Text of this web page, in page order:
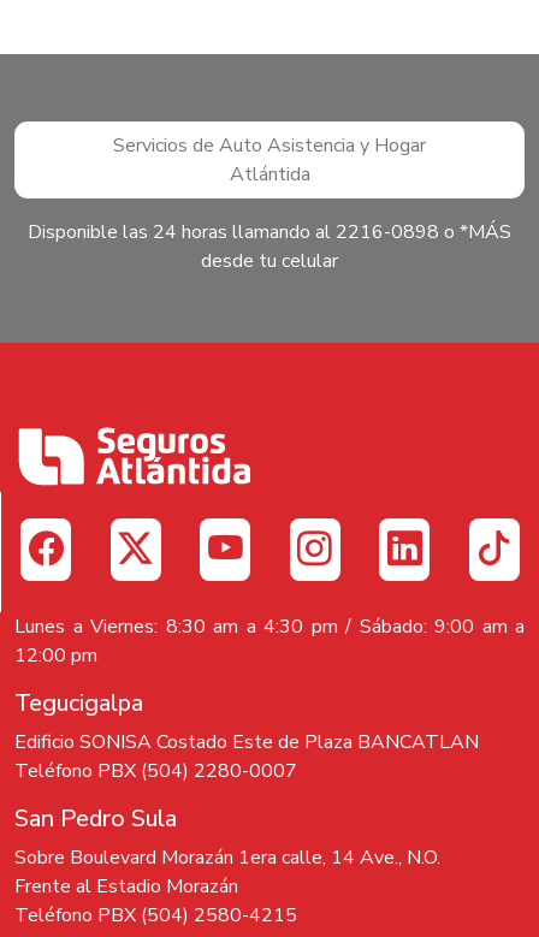
Servicios de Auto Asistencia y Hogar
Atlántida
Disponible las 24 horas llamando al 2216-0898 o *MÁS
desde tu celular
Lunes a Viernes: 8:30 am a 4:30 pm / Sábado: 9:00 am a
12:00 pm
Tegucigalpa
Edificio SONISA Costado Este de Plaza BANCATLAN
Teléfono PBX (504) 2280-0007
San Pedro Sula
Sobre Boulevard Morazán 1era calle, 14 Ave., N.O.
Frente al Estadio Morazán
Teléfono PBX (504) 2580-4215